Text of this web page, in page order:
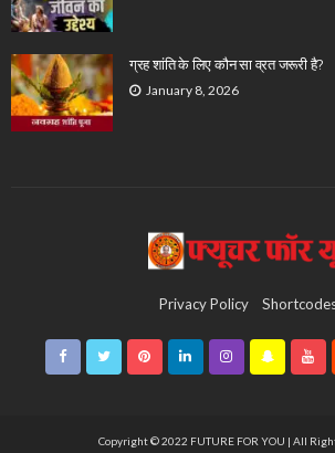
ग्रह शांति के लिए कौन सा व्रत जरूरी है?
January 8, 2026
Privacy Policy
Copyright © 2022 FUTURE FOR YOU | All